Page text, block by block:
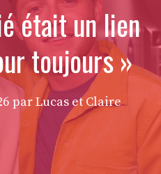
était un lien
toujours »
par Lucas et Claire